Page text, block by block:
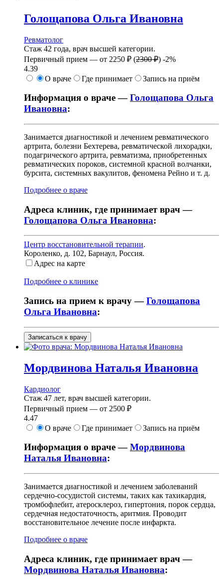
Голощапова Ольга Ивановна
Ревматолог
Стаж 42 года, врач высшей категории.
Первичный прием — от 2250 ₽ (2300 ₽) -2%
4.39
О враче
Где принимает Запись на приём
Информация о враче —Голощапова Ольга
Ивановна:
Занимается диагностикой и лечением ревматического
артрита, болезни Бехтерева, ревматической лихорадки,
подагрического артрита, ревматизма, приобретенных
ревматических пороков, системной красной волчанки,
бурсита, системных вакулитов, феномена Рейно и т. д.
Подробнее о враче
Адреса клиник, где принимает врач —
Голощапова Ольга Ивановна:
Центр восстановительной терапии.
Короленко, д. 102, Барнаул, Россия.
Адрес на карте
Подробнее о клинике
Запись на прием к врачу —Голощапова
Ольга Ивановна:
Записаться к врачу
Мордвинова Наталья Ивановна
Кардиолог
Стаж 47 лет, врач высшей категории.
Первичный прием — от 2500 ₽
4.47
О враче
Где принимает Запись на приём
Информация о враче —Мордвинова
Наталья Ивановна:
Занимается диагностикой и лечением заболеваний
сердечно-сосудистой системы, таких как тахикардия,
тромбофлебит, атеросклероз, гипертония, порок сердца,
сердечная недостаточность, аритмия. Проводит
восстановительное лечение после инфаркта.
Подробнее о враче
Адреса клиник, где принимает врач —
Мордвинова Наталья Ивановна: